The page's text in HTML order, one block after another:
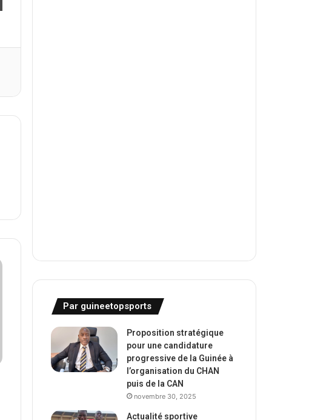
Par guineetopsports
Proposition stratégique
pour une candidature
progressive de la Guinée à
l’organisation du CHAN
puis de la CAN
novembre 30, 2025
Actualité sportive